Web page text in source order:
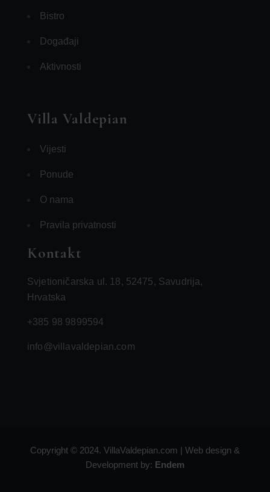
Bistro
Događaji
Aktivnosti
Villa Valdepian
Vijesti
Ponude
O nama
Pravila privatnosti
Kontakt
Svjetioničarska ul. 18, 52475, Savudrija,
Hrvatska
+385 98 9899594
info@villavaldepian.com
Copyright © 2024. VillaValdepian.com | Web design &
Development by: Endem